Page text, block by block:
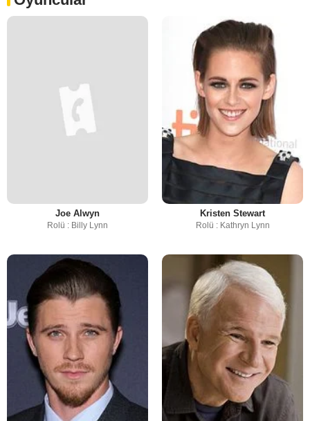
Joe Alwyn
Rolü : Billy Lynn
Kristen Stewart
Rolü : Kathryn Lynn